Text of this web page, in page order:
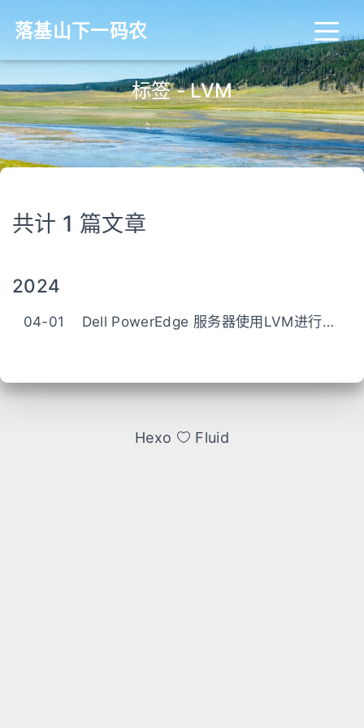
落基山下一码农
标签 - LVM
共计 1 篇文章
2024
04-01 Dell PowerEdge 服务器使用LVM进行磁盘管理
Hexo Fluid